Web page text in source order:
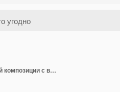
Профессиональный микрофонный концерт реалистичной композиции с вокальным микрофоном, установленный на подставке с красочным размытым фоном